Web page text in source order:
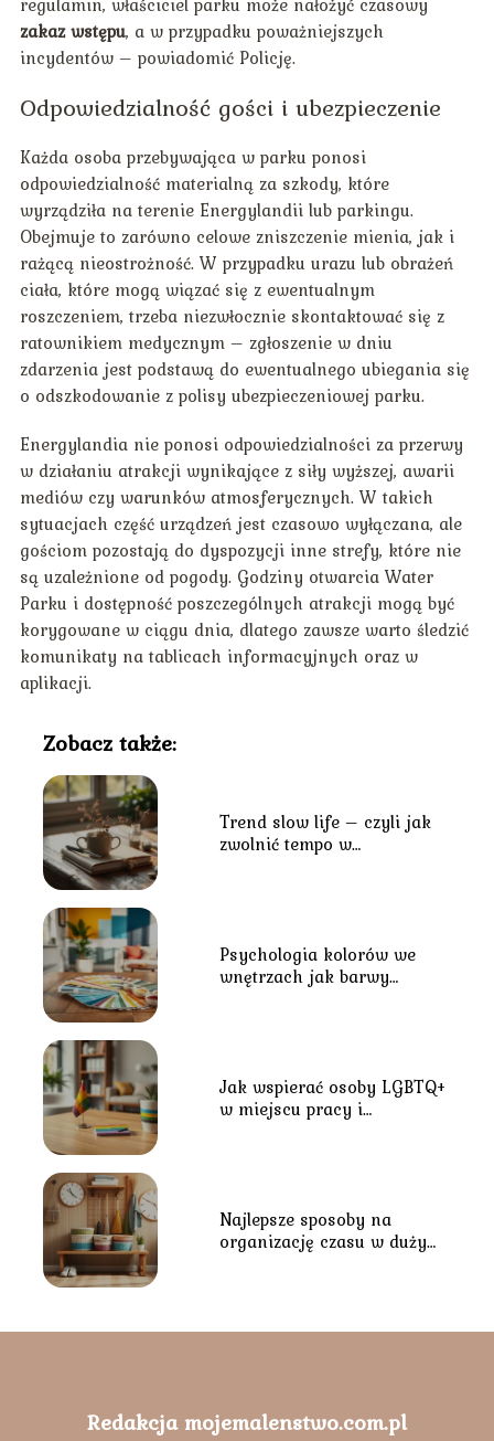
zakaz wstępu, a w przypadku poważniejszych
incydentów – powiadomić Policję.
Odpowiedzialność gości i ubezpieczenie
Każda osoba przebywająca w parku ponosi
odpowiedzialność materialną za szkody, które
wyrządziła na terenie Energylandii lub parkingu.
Obejmuje to zarówno celowe zniszczenie mienia, jak i
rażącą nieostrożność. W przypadku urazu lub obrażeń
ciała, które mogą wiązać się z ewentualnym
roszczeniem, trzeba niezwłocznie skontaktować się z
ratownikiem medycznym – zgłoszenie w dniu
zdarzenia jest podstawą do ewentualnego ubiegania się
o odszkodowanie z polisy ubezpieczeniowej parku.
Energylandia nie ponosi odpowiedzialności za przerwy
w działaniu atrakcji wynikające z siły wyższej, awarii
mediów czy warunków atmosferycznych. W takich
sytuacjach część urządzeń jest czasowo wyłączana, ale
gościom pozostają do dyspozycji inne strefy, które nie
są uzależnione od pogody. Godziny otwarcia Water
Parku i dostępność poszczególnych atrakcji mogą być
korygowane w ciągu dnia, dlatego zawsze warto śledzić
komunikaty na tablicach informacyjnych oraz w
aplikacji.
Zobacz także:
Trend slow life – czyli jak
zwolnić tempo w
Psychologia kolorów we
wnętrzach jak barwy
Jak wspierać osoby LGBTQ+
w miejscu pracy i
Najlepsze sposoby na
organizację czasu w dużym
Redakcja mojemalenstwo.com.pl